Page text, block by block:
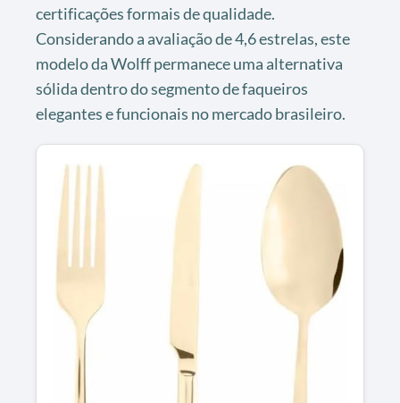
certificações formais de qualidade.
Considerando a avaliação de 4,6 estrelas, este
modelo da Wolff permanece uma alternativa
sólida dentro do segmento de faqueiros
elegantes e funcionais no mercado brasileiro.